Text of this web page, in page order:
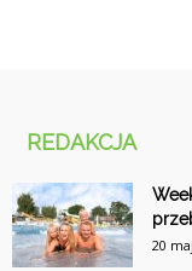
REDAKCJA
20